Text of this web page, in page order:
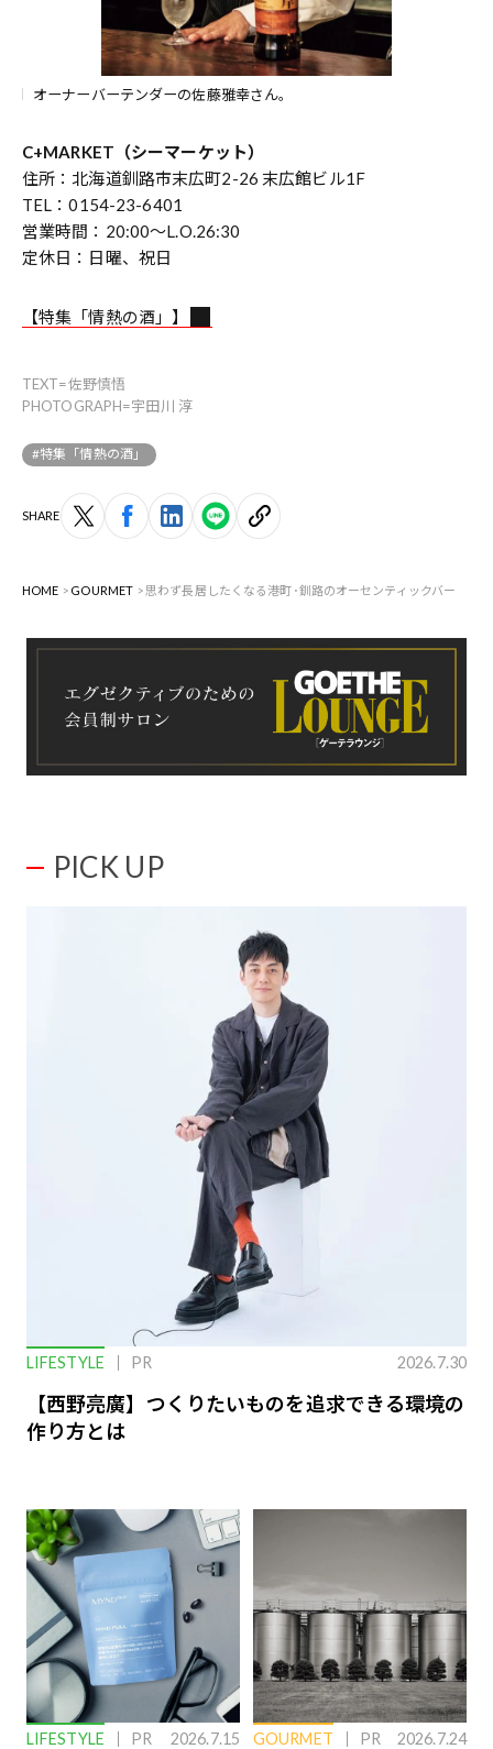
オーナーバーテンダーの佐藤雅幸さん。
C+MARKET（シーマーケット）
住所：北海道釧路市末広町2-26 末広館ビル1F
TEL：0154-23-6401
営業時間：20:00～L.O.26:30
定休日：日曜、祝日
【特集「情熱の酒」】
TEXT=佐野慎悟
PHOTOGRAPH=宇田川 淳
#特集「情熱の酒」
SHARE
HOME GOURMET 思わず長居したくなる港町･釧路のオーセンティックバー
PICK UP
LIFESTYLE PR 2026.7.30
【西野亮廣】つくりたいものを追求できる環境の
作り方とは
LIFESTYLE PR 2026.7.15 GOURMET PR 2026.7.24